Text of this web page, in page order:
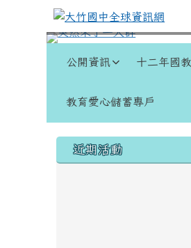
跳至主內容區
大竹國中全球資
公開資訊 十二年國教
教育愛心儲蓄專戶
左邊區域內容
近期活動
頁尾區域